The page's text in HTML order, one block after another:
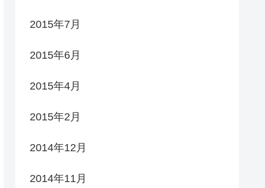
2015年7月
2015年6月
2015年4月
2015年2月
2014年12月
2014年11月